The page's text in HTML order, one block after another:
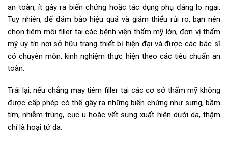
an toàn, ít gây ra biến chứng hoặc tác dụng phụ đáng lo ngại.
Tuy nhiên, để đảm bảo hiệu quả và giảm thiểu rủi ro, bạn nên
chọn tiêm môi filler tại các bệnh viện thẩm mỹ lớn, đơn vị thẩm
mỹ uy tín nơi sở hữu trang thiết bị hiện đại và được các bác sĩ
có chuyên môn, kinh nghiệm thực hiện theo các tiêu chuẩn an
toàn.
Trái lại, nếu chẳng may tiêm filler tại các cơ sở thẩm mỹ không
được cấp phép có thể gây ra những biến chứng như sưng, bầm
tím, nhiễm trùng, cục u hoặc vết sưng xuất hiện dưới da, thậm
chí là hoại tử da.